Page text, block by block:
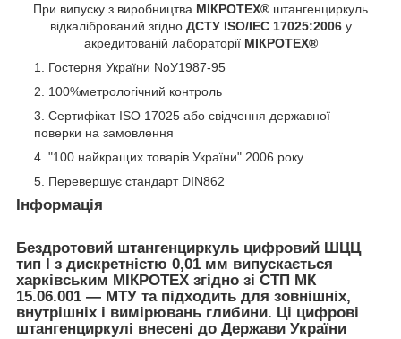
При випуску з виробництва МІКРОТЕХ® штангенциркуль
відкалібрований згідно ДСТУ ISO/IEC 17025:2006у
акредитованій лабораторії МІКРОТЕХ®
Гостерня України NoУ1987-95
100%метрологічний контроль
Сертифікат ISO 17025 або свідчення державної
поверки на замовлення
"100 найкращих товарів України" 2006 року
Перевершує стандарт DIN862
Інформація
Бездротовий штангенциркуль цифровий ШЦЦ
тип I з дискретністю 0,01 мм випускається
харківським МІКРОТЕХ згідно зі СТП МК
15.06.001 — МТУ та підходить для зовнішніх,
внутрішніх і вимірювань глибини. Ці цифрові
штангенциркулі внесені до Держави України